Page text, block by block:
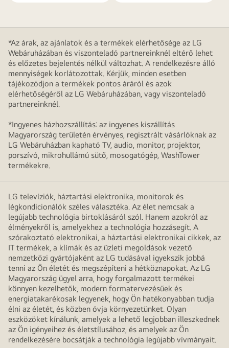
*Az árak, az ajánlatok és a termékek elérhetősége az LG
Webáruházában és viszonteladó partnereinknél eltérő lehet
és előzetes bejelentés nélkül változhat. A rendelkezésre álló
mennyiségek korlátozottak. Kérjük, minden esetben
tájékozódjon a termékek pontos áráról és azok
elérhetőségéről az LG Webáruházában, vagy viszonteladó
partnereinknél.
*Ingyenes házhozszállítás: az ingyenes kiszállítás
Magyarország területén érvényes, regisztrált vásárlóknak az
LG Webáruházban kapható TV, audio, monitor, projektor,
porszívó, mikrohullámú sütő, mosogatógép, WashTower
termékekre.
LG televíziók, háztartási elektronika, monitorok és
légkondicionálók széles választéka. Az élet nemcsak a
legújabb technológia birtoklásáról szól. Hanem azokról az
élményekről is, amelyekhez a technológia hozzásegít. A
szórakoztató elektronikai, a háztartási elektronikai cikkek, az
IT termékek, a klímák és az üzleti megoldások vezető
nemzetközi gyártójaként az LG tudásával igyekszik jobbá
tenni az Ön életét és megszépíteni a hétköznapokat. Az LG
Magyarország ügyel arra, hogy forgalmazott termékei
könnyen kezelhetők, modern formatervezésűek és
energiatakarékosak legyenek, hogy Ön hatékonyabban tudja
élni az életét, és közben óvja környezetünket. Olyan
eszközöket kínálunk, amelyek a lehető legjobban illeszkednek
az Ön igényeihez és életstílusához, és amelyek az Ön
rendelkezésére bocsátják a technológia legújabb vívmányait.